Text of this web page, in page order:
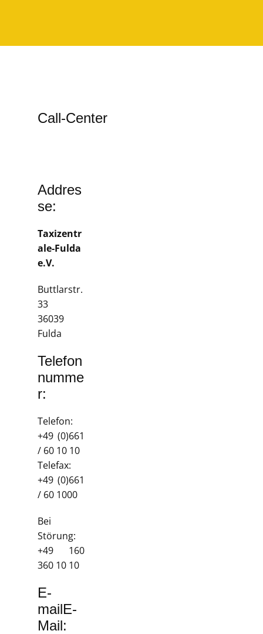
Call-Center
Addres
se:
Taxizentr
ale-Fulda
e.V.
Buttlarstr.
33
36039
Fulda
Telefon
numme
r:
Telefon:
+49 (0)661
/ 60 10 10
Telefax:
+49 (0)661
/ 60 1000
Bei
Störung:
+49 160
360 10 10
E-
mailE-
Mail: